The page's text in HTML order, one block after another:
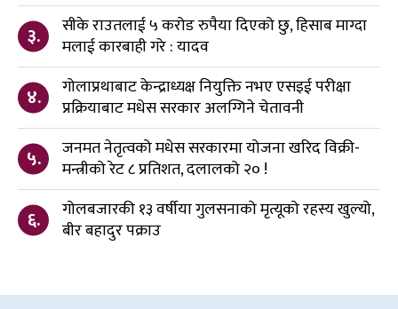
३.
सीके राउतलाई ५ करोड रुपैया दिएको छु, हिसाब माग्दा
मलाई कारबाही गरे : यादव
४.
गोलाप्रथाबाट केन्द्राध्यक्ष नियुक्ति नभए एसइई परीक्षा
प्रक्रियाबाट मधेस सरकार अलग्गिने चेतावनी
५.
जनमत नेतृत्वको मधेस सरकारमा योजना खरिद विक्री-
मन्त्रीको रेट ८ प्रतिशत, दलालको २० !
६.
गोलबजारकी १३ वर्षीया गुलसनाको मृत्यूको रहस्य खुल्यो,
बीर बहादुर पक्राउ